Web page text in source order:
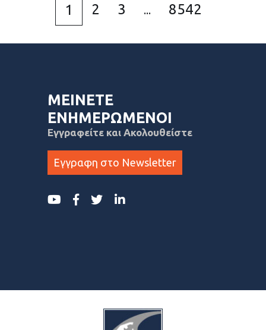
1 2 3 ... 8542
ΜΕΙΝΕΤΕ
ΕΝΗΜΕΡΩΜΕΝΟΙ
Εγγραφείτε και Ακολουθείστε
Εγγραφη στο Newsletter